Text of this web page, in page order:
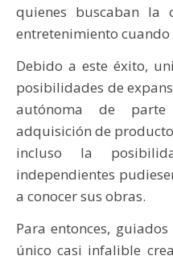
quienes buscaban la
entretenimiento cuando
Debido a este éxito,
posibilidades de
autónoma de
adquisición de
incluso la
independientes
a conocer sus obras.
Para entonces,
único casi infalible